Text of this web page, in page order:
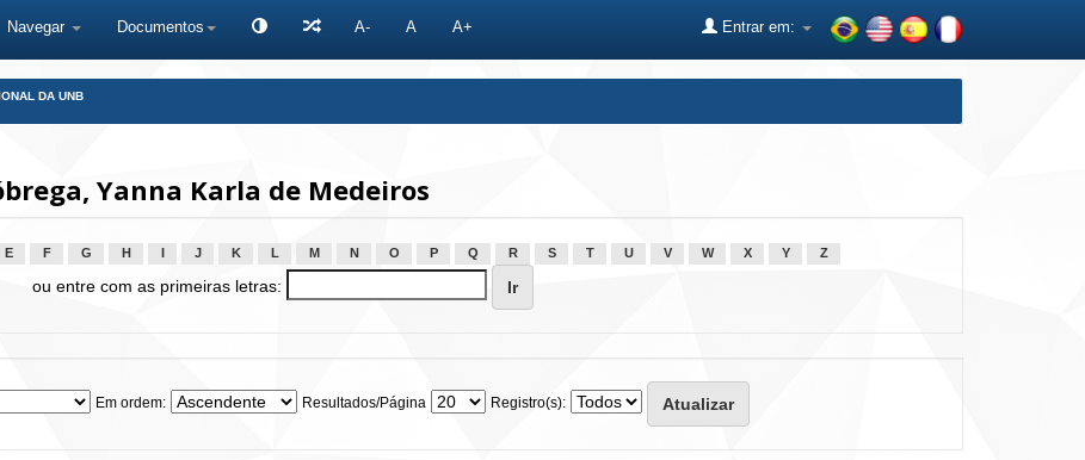
Navegar Documentos A- A A+ Entrar em:
DA UNB
Yanna Karla de Medeiros
E F G H J K L M N O P Q R S T U V W X Y Z
ou entre com as primeiras letras:
Em ordem: Resultados/Página Registro(s):